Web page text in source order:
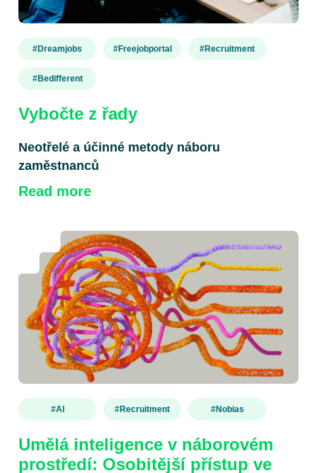
#dreamjobs #freejobportal #recruitment
#bedifferent
Vybočte z řady
Neotřelé a účinné metody náboru
zaměstnanců
Read more
#AI #recruitment #nobias
Umělá inteligence v náborovém
prostředí: Osobitější přístup ve